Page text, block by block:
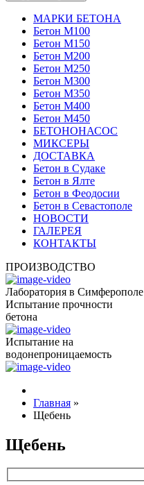
МАРКИ БЕТОНА
Бетон М100
Бетон М150
Бетон М200
Бетон М250
Бетон М300
Бетон М350
Бетон М400
Бетон М450
БЕТОНОНАСОС
МИКСЕРЫ
ДОСТАВКА
Бетон в Судаке
Бетон в Ялте
Бетон в Феодосии
Бетон в Севастополе
НОВОСТИ
ГАЛЕРЕЯ
КОНТАКТЫ
ПРОИЗВОДСТВО
Лаборатория в Симферополе
Испытание прочности
бетона
Испытание на
водонепроницаемость
Главная »
Щебень
Щебень